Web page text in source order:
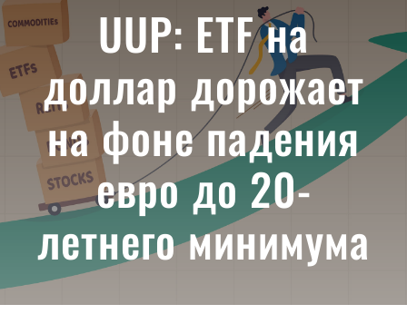
ЧТО ТАКОЕ ETF
ИНВЕСТИЦИИ В ETF
ТЕМАТИЧЕСКИЕ ETF
АКТУАЛЬНЫЕ
О ПРОЕКТЕ
UUP: ETF на
доллар дорожает
на фоне падения
евро до 20-
летнего минимума